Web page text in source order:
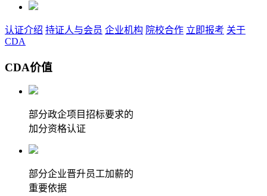
认证介绍 持证人与会员 企业机构 院校合作 立即报考 关于
CDA
CDA价值
部分政企项目招标要求的
加分资格认证
部分企业晋升员工加薪的
重要依据